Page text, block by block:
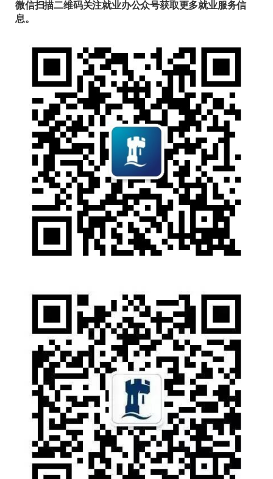
微信扫描二维码关注就业办公众号获取更多就业服务信
息。